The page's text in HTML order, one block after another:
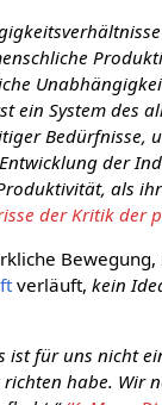
ein System des
Bedürfnisse,
der
als
der Kritik der
verläuft,kein
ist für uns nicht
habe. Wir